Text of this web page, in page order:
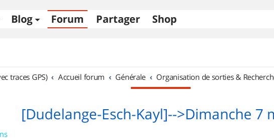
Blog Forum Partager Shop
traces GPS)
Accueil forum Générale Organisation de sorties &
[Dudelange-Esch-Kayl]-->Dimanche 7